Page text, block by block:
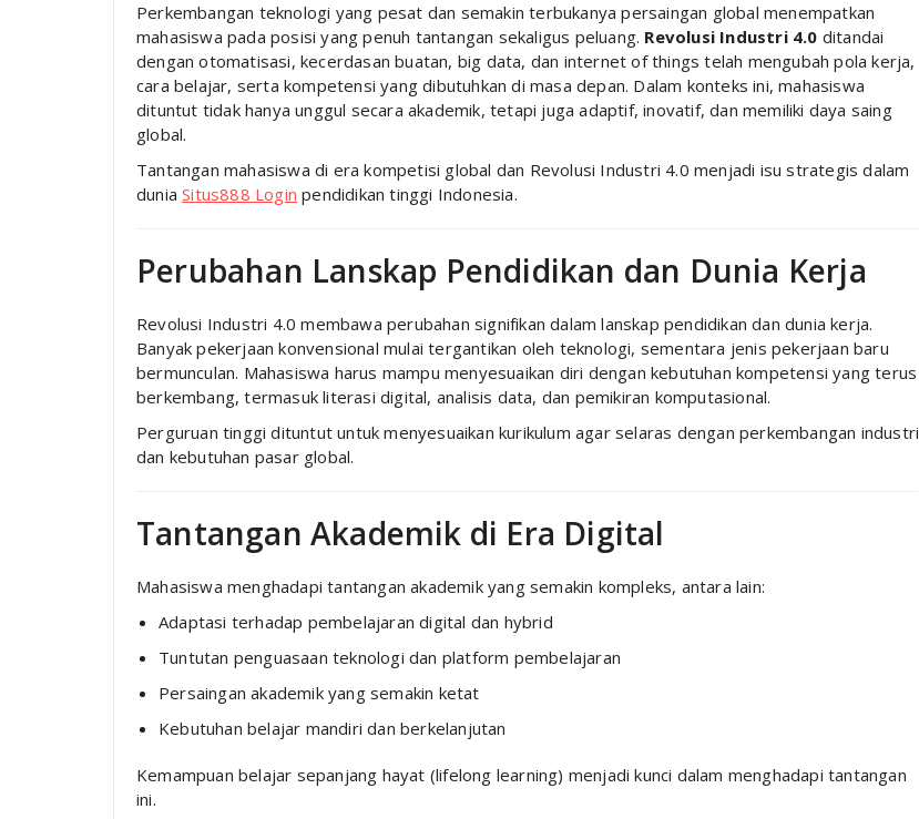
Perkembangan teknologi yang pesat dan semakin terbukanya persaingan global menempatkan
mahasiswa pada posisi yang penuh tantangan sekaligus peluang. Revolusi Industri 4.0 ditandai
dengan otomatisasi, kecerdasan buatan, big data, dan internet of things telah mengubah pola kerja,
cara belajar, serta kompetensi yang dibutuhkan di masa depan. Dalam konteks ini, mahasiswa
dituntut tidak hanya unggul secara akademik, tetapi juga adaptif, inovatif, dan memiliki daya saing
global.
Tantangan mahasiswa di era kompetisi global dan Revolusi Industri 4.0 menjadi isu strategis dalam
duniaSitus888 Login pendidikan tinggi Indonesia.
Perubahan Lanskap Pendidikan dan Dunia Kerja
Revolusi Industri 4.0 membawa perubahan signifikan dalam lanskap pendidikan dan dunia kerja.
Banyak pekerjaan konvensional mulai tergantikan oleh teknologi, sementara jenis pekerjaan baru
bermunculan. Mahasiswa harus mampu menyesuaikan diri dengan kebutuhan kompetensi yang terus
berkembang, termasuk literasi digital, analisis data, dan pemikiran komputasional.
Perguruan tinggi dituntut untuk menyesuaikan kurikulum agar selaras dengan perkembangan industri
dan kebutuhan pasar global.
Tantangan Akademik di Era Digital
Mahasiswa menghadapi tantangan akademik yang semakin kompleks, antara lain:
Adaptasi terhadap pembelajaran digital dan hybrid
Tuntutan penguasaan teknologi dan platform pembelajaran
Persaingan akademik yang semakin ketat
Kebutuhan belajar mandiri dan berkelanjutan
Kemampuan belajar sepanjang hayat (lifelong learning) menjadi kunci dalam menghadapi tantangan
ini.